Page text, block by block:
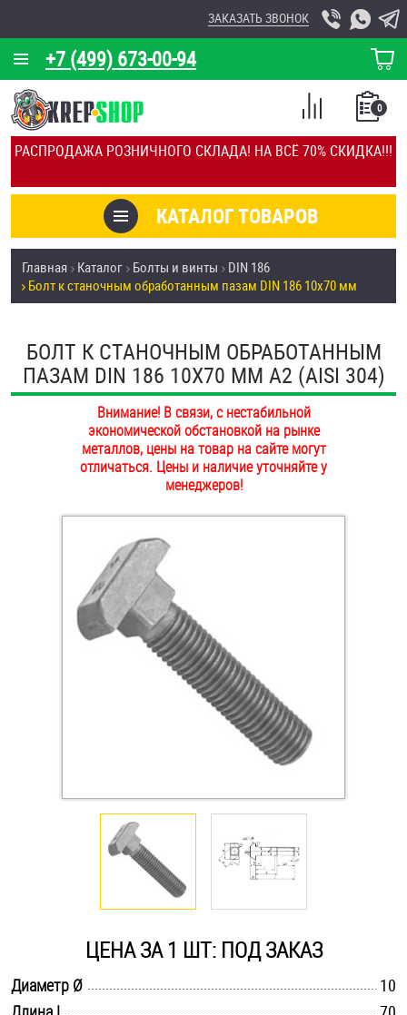
РАСПРОДАЖА РОЗНИЧНОГО СКЛАДА! НА ВСЁ 70% СКИДКА!!!
+7 (499) 673-00-94
ЗАКАЗАТЬ ЗВОНОК
КОРЗИНА
О КОМПАНИИ
КАЛЬКУЛЯТОР
ОТЗЫВЫ
УСЛУГИ
СКИДКИ
ОПТ
ПОКУПАТЕЛЯМ
ОПЛАТА И ДОСТАВКА
НАШИ МАГАЗИНЫ
КАТАЛОГ ТОВАРОВ
0
СПИСОК
СРАВНЕНИЕ
Товары со скидкой
Анкеры
Антивандальный крепёж, инструмент
Болты и винты
Втулки
Дюймовый крепёж
Заклепки (Гайки-Заклепки)
Крюки, кольца с метрической резьбой
Крюки, кольца с шурупной резьбой
Оснастка и аксессуары для яхт
Саморезы и шурупы
Главная Каталог Болты и винты
DIN 186
Болт к станочным обработанным пазам DIN 186 10х70 мм
БОЛТ К СТАНОЧНЫМ ОБРАБОТАННЫМ
ПАЗАМ DIN 186 10Х70 ММ А2 (AISI 304)
Внимание! В связи, с нестабильной
экономической обстановкой на рынке
металлов, цены на товар на сайте могут
отличаться. Цены и наличие уточняйте у
менеджеров!
ЦЕНА ЗА 1 ШТ: ПОД ЗАКАЗ
Диаметр Ø
10